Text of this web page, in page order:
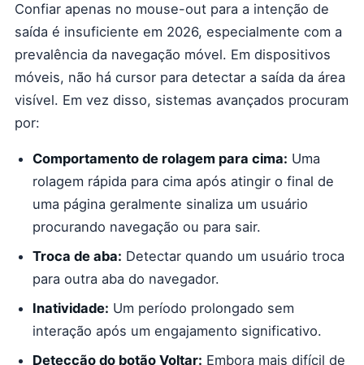
Confiar apenas no mouse-out para a intenção de
saída é insuficiente em 2026, especialmente com a
prevalência da navegação móvel. Em dispositivos
móveis, não há cursor para detectar a saída da área
visível. Em vez disso, sistemas avançados procuram
por:
Comportamento de rolagem para cima: Uma
rolagem rápida para cima após atingir o final de
uma página geralmente sinaliza um usuário
procurando navegação ou para sair.
Troca de aba: Detectar quando um usuário troca
para outra aba do navegador.
Inatividade: Um período prolongado sem
interação após um engajamento significativo.
Detecção do botão Voltar: Embora mais difícil de